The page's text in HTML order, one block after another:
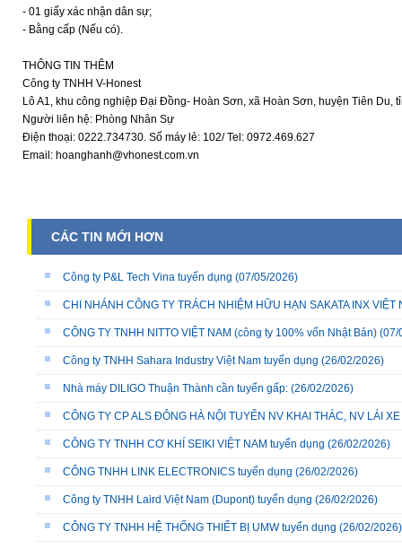
- 01 giấy xác nhận dân sự;
- Bằng cấp (Nếu có).
THÔNG TIN THÊM
Công ty TNHH V-Honest
Lô A1, khu công nghiệp Đại Đồng- Hoàn Sơn, xã Hoàn Sơn, huyện Tiên Du,
Người liên hệ: Phòng Nhân Sự
Điện thoại: 0222.734730. Số máy lẻ: 102/ Tel: 0972.469.627
Email: hoanghanh@vhonest.com.vn
CÁC TIN MỚI HƠN
Công ty P&L Tech Vina tuyển dụng (07/05/2026)
CHI NHÁNH CÔNG TY TRÁCH NHIỆM HỮU HẠN SAKATA INX
CÔNG TY TNHH NITTO VIỆT NAM (công ty 100% vốn Nhật Bản) (07/
Công ty TNHH Sahara Industry Việt Nam tuyển dụng (26/02/2026)
Nhà máy DILIGO Thuận Thành cần tuyển gấp: (26/02/2026)
CÔNG TY CP ALS ĐÔNG HÀ NỘI TUYỂN NV KHAI THÁC, NV LÁI
CÔNG TY TNHH CƠ KHÍ SEIKI VIỆT NAM tuyển dụng (26/02/2026)
CÔNG TNHH LINK ELECTRONICS tuyển dụng (26/02/2026)
Công ty TNHH Laird Việt Nam (Dupont) tuyển dụng (26/02/2026)
CÔNG TY TNHH HỆ THỐNG THIẾT BỊ UMW tuyển dụng (26/02/2026)